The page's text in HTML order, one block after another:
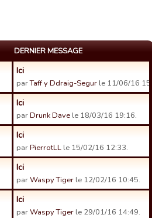
DERNIER MESSAGE
Ici
parTaff y Ddraig-Segur le 11/06/16
Ici
parDrunk Dave le 18/03/16 19:16.
Ici
parPierrotLL le 15/02/16 12:33.
Ici
parWaspy Tiger le 12/02/16 10:45.
Ici
parWaspy Tiger le 29/01/16 14:49.